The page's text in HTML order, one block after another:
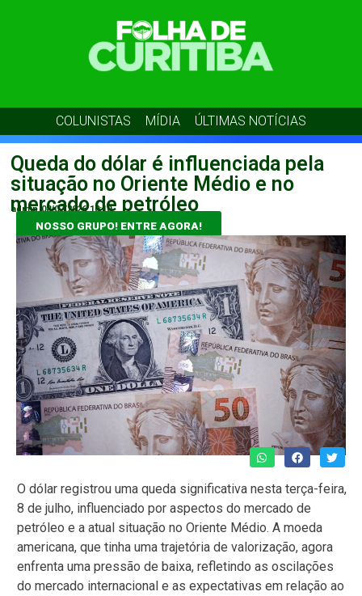
COLUNISTAS MÍDIA ÚLTIMAS NOTÍCIAS
Queda do dólar é influenciada pela
situação no Oriente Médio e no
mercado de petróleo
admin 08/07/2026 10:10
NOSSO GRUPO! ENTRE AGORA!
O dólar registrou uma queda significativa nesta terça-feira,
8 de julho, influenciado por aspectos do mercado de
petróleo e a atual situação no Oriente Médio. A moeda
americana, que tinha uma trajetória de valorização, agora
enfrenta uma pressão de baixa, refletindo as oscilações
do mercado internacional e as expectativas em relação ao